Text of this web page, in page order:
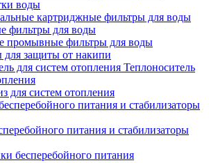
воды
картриджные фильтры для воды
фильтры для воды
промывные фильтры для воды
защиты от накипи
Теплоноситель
для систем отопления
питания и стабилизаторы
бесперебойного питания